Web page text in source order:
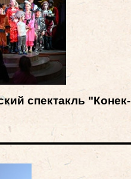
спектакль "Конек-